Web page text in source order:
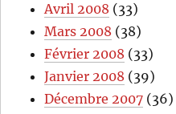
Avril 2008 (33)
Mars 2008 (38)
Février 2008 (33)
Janvier 2008 (39)
Décembre 2007 (36)